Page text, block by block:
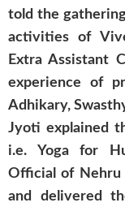
told the
activities of
Extra Assistant
experience of
Adhikary,
Jyoti explained
i.e. Yoga for
Official of Nehru
and delivered